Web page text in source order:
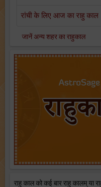
रांची के लिए आज का राहु काल
जानें अन्य शहर का राहुकाल
राहु काल को कई बार राहु कालम् या